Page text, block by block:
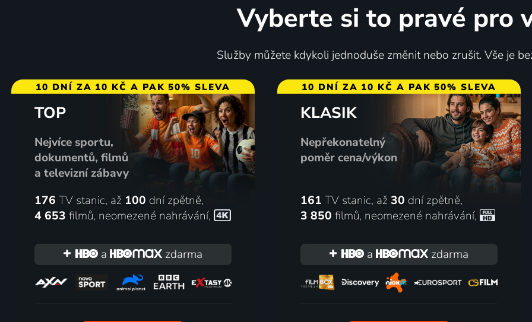
Vyberte si to pravé pro
Služby můžete kdykoli jednoduše změnit nebo zrušit. Vše je
10 DNÍ ZA 10 KČ A PAK 50% SLEVA
TOP
Nejvíce sportu,
dokumentů, filmů
a televizní zábavy
176 TV stanic, až 100 dní zpětně,
4 653 filmů, neomezené nahrávání,
a zdarma
10 DNÍ ZA 10 KČ A PAK 50% SLEVA
KLASIK
Nepřekonatelný
poměr cena/výkon
161 TV stanic, až 30 dní zpětně,
3 850 filmů, neomezené nahrávání,
a zdarma